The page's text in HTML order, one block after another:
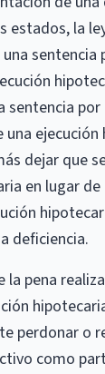
estados, la
sentencia
sentencia
una
dejar que
en lugar
deficiencia.
la pena
perdonar o
como